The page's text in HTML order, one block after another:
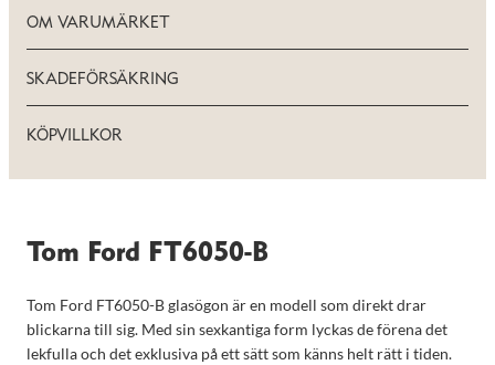
OM VARUMÄRKET
SKADEFÖRSÄKRING
KÖPVILLKOR
Tom Ford FT6050-B
Tom Ford FT6050-B glasögon är en modell som direkt drar
blickarna till sig. Med sin sexkantiga form lyckas de förena det
lekfulla och det exklusiva på ett sätt som känns helt rätt i tiden.
och erbjudanden.